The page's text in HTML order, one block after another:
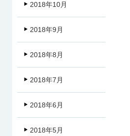
2018年10月
2018年9月
2018年8月
2018年7月
2018年6月
2018年5月